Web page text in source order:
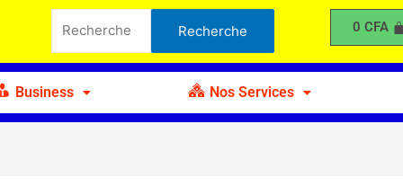
pour :
Recherche 0 CFA
Business Nos Services
Silencieux
6Kva
avec